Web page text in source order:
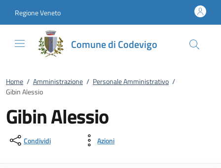
Regione Veneto
Comune di Codevigo
Home / Amministrazione / Personale Amministrativo /
Gibin Alessio
Gibin Alessio
Condividi Azioni